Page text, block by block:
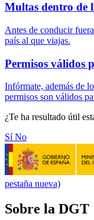
Multas dentro de
Antes de conducir
país al que viajas.
Permisos válidos
Infórmate, además de
permisos son válidos
¿Te ha resultado útil
SíNo
pestaña nueva)
Sobre la DGT